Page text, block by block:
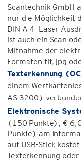
Scantechnik GmbH
nur die Möglichkeit
DIN-A-4- Laser-
ist auch ein Scan
Mitnahme der
Formaten tif, jpg
Texterkennung
einem
AS 3200)
Elektronische
(150 Punkte), €
Punkte) am
auf USB-Stick
Texterkennung